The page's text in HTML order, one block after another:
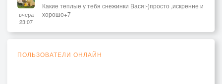
вчера
23:07
Какие теплые у тебя снежинки Вася:-)просто ,искренне и
хорошо+7
ПОЛЬЗОВАТЕЛИ ОНЛАЙН